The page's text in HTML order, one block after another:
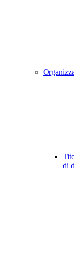
di